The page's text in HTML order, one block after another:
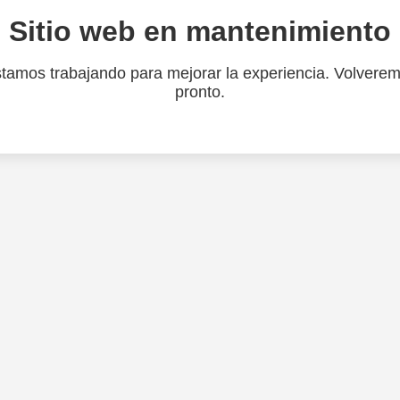
Sitio web en mantenimiento
trabajando para mejorar la experiencia.
pronto.